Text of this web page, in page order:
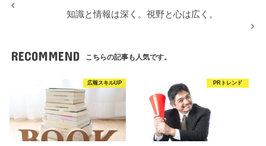
知識と情報は深く。視野と心は広く。
RECOMMEND こちらの記事も人気です。
広報スキルUP PRトレンド